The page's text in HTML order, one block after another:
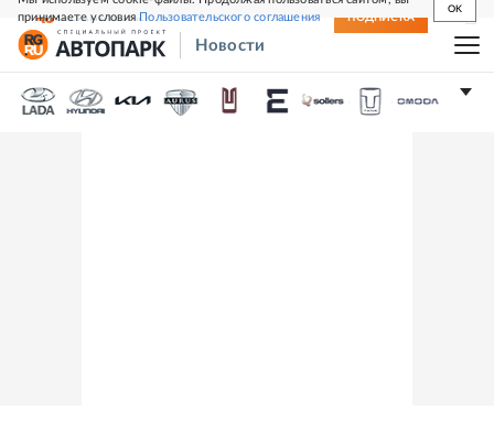
принимаете условияПользовательского соглашения
OK
СВЕЖИЙ НОМЕР ПОДПИСКА
Новости